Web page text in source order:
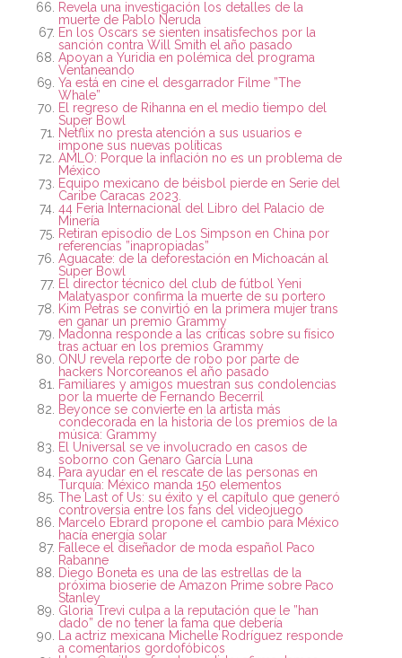
Revela una investigación los detalles de la
muerte de Pablo Neruda
En los Oscars se sienten insatisfechos por la
sanción contra Will Smith el año pasado
Apoyan a Yuridia en polémica del programa
Ventaneando
Ya está en cine el desgarrador Filme ”The
Whale”
El regreso de Rihanna en el medio tiempo del
Super Bowl
Netflix no presta atención a sus usuarios e
impone sus nuevas políticas
AMLO: Porque la inflación no es un problema de
México
Equipo mexicano de béisbol pierde en Serie del
Caribe Caracas 2023.
44 Feria Internacional del Libro del Palacio de
Minería
Retiran episodio de Los Simpson en China por
referencias ”inapropiadas”
Aguacate: de la deforestación en Michoacán al
Super Bowl
El director técnico del club de fútbol Yeni
Malatyaspor confirma la muerte de su portero
Kim Petras se convirtió en la primera mujer trans
en ganar un premio Grammy
Madonna responde a las críticas sobre su físico
tras actuar en los premios Grammy
ONU revela reporte de robo por parte de
hackers Norcoreanos el año pasado
Familiares y amigos muestran sus condolencias
por la muerte de Fernando Becerril
Beyonce se convierte en la artista más
condecorada en la historia de los premios de la
música: Grammy
El Universal se ve involucrado en casos de
soborno con Genaro García Luna
Para ayudar en el rescate de las personas en
Turquía: México manda 150 elementos
The Last of Us: su éxito y el capítulo que generó
controversia entre los fans del videojuego
Marcelo Ebrard propone el cambio para México
hacía energía solar
Fallece el diseñador de moda español Paco
Rabanne
Diego Boneta es una de las estrellas de la
próxima bioserie de Amazon Prime sobre Paco
Stanley
Gloria Trevi culpa a la reputación que le ”han
dado” de no tener la fama que debería
La actriz mexicana Michelle Rodríguez responde
a comentarios gordofóbicos